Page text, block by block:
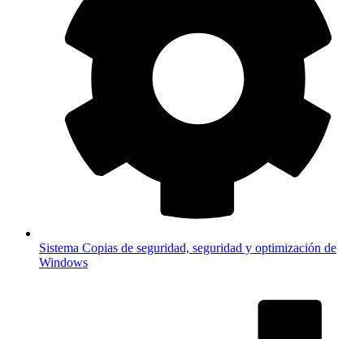
Sistema Copias de seguridad, seguridad y optimización de
Windows